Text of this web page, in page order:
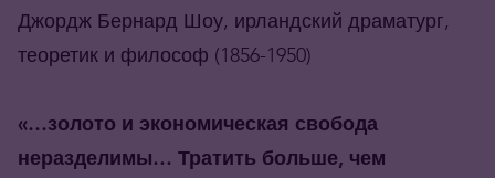
Джордж Бернард Шоу, ирландский драматург,
теоретик и философ (1856-1950)
«…золото и экономическая свобода
неразделимы… Тратить больше, чем